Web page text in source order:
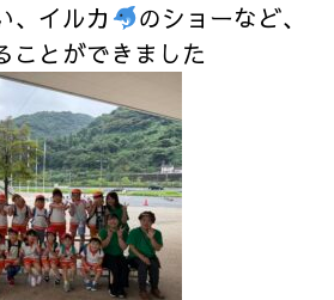
、イルカ
のショーなど、
ことができました